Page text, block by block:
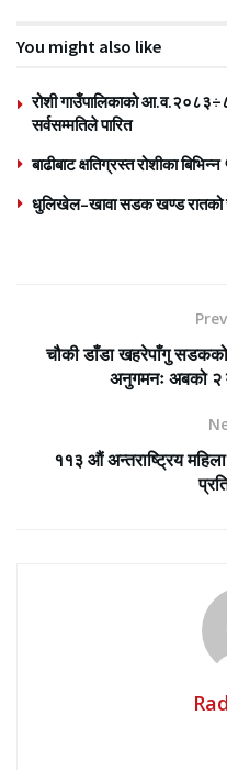
You might also like
रोशी गाउँपालिकाको
सर्वसम्मतिले पारित
बाढीबाट क्षतिग्रस्त रोशीका
धुलिखेल–खावा सडक खण्ड रातको
चौकी डाँडा खहरेपाँगु सडकको
अनुगमनः अबको २
११३ औं अन्तराष्ट्रिय